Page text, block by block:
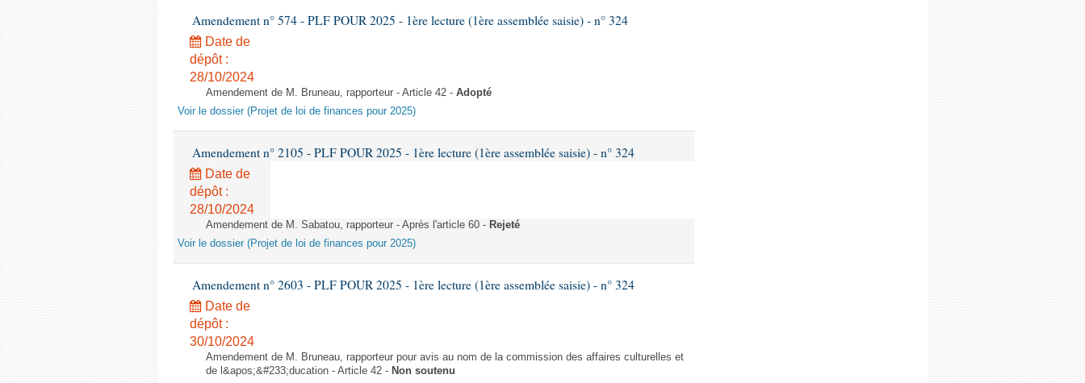
Amendement n° 574 - PLF POUR 2025 - 1ère lecture (1ère assemblée saisie) - n° 324
Date de
dépôt :
28/10/2024
Amendement de M. Bruneau, rapporteur - Article 42 - Adopté
Voir le dossier (Projet de loi de finances pour 2025)
Amendement n° 2105 - PLF POUR 2025 - 1ère lecture (1ère assemblée saisie) - n° 324
Date de
dépôt :
28/10/2024
Amendement de M. Sabatou, rapporteur - Après l'article 60 - Rejeté
Voir le dossier (Projet de loi de finances pour 2025)
Amendement n° 2603 - PLF POUR 2025 - 1ère lecture (1ère assemblée saisie) - n° 324
Date de
dépôt :
30/10/2024
Amendement de M. Bruneau, rapporteur pour avis au nom de la commission des affaires culturelles et
de l&apos;&#233;ducation - Article 42 - Non soutenu